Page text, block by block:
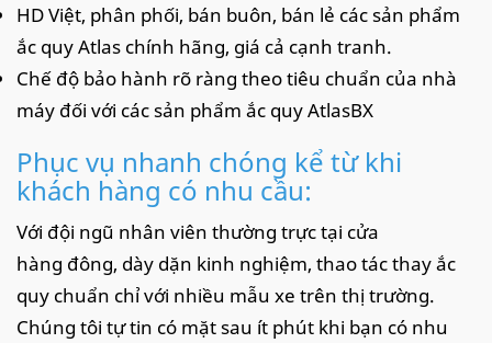
HD Việt, phân phối, bán buôn, bán lẻ các sản phẩm
ắc quy Atlas chính hãng, giá cả cạnh tranh.
Chế độ bảo hành rõ ràng theo tiêu chuẩn của nhà
máy đối với các sản phẩm ắc quy AtlasBX
Phục vụ nhanh chóng kể từ khi
khách hàng có nhu cầu:
Với đội ngũ nhân viên thường trực tại cửa
hàng đông, dày dặn kinh nghiệm, thao tác thay ắc
quy chuẩn chỉ với nhiều mẫu xe trên thị trường.
Chúng tôi tự tin có mặt sau ít phút khi bạn có nhu